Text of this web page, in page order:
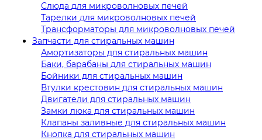
Слюда для микроволновых печей
Тарелки для микроволновых печей
Трансформаторы для микроволновых печей
Запчасти для стиральных машин
Амортизаторы для стиральных машин
Баки, барабаны для стиральных машин
Бойники для стиральных машин
Втулки крестовин для стиральных машин
Двигатели для стиральных машин
Замки люка для стиральных машин
Клапаны заливные для стиральных машин
Кнопка для стиральных машин